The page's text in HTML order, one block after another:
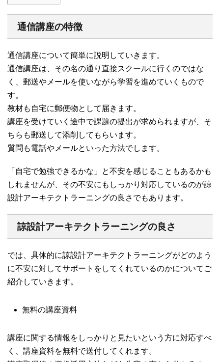
通信講座の特徴
通信講座について簡単に説明していきます。
通信講座は、その名の通り直接スクールに行くのではな
く、郵送やメールを使いながら学習を進めていくもので
す。
教材も自宅に郵便物として届きます。
講座を受けていく途中で課題の提出が求められますが、そ
ちらも郵送して添削してもらいます。
質問も電話やメールといった方法でします。
「自宅で勉強できるかな」と不安を感じることもあるかも
しれませんが、その不安にもしっかり対応しているのが諒
設計アーキテクトラーニングの良さでもあります。
諒設計アーキテクトラーニングの良さ
では、具体的に諒設計アーキテクトラーニングがどのよう
に不安に対してサポートをしてくれているのかについてご
紹介していきます。
無料の講座資料
講座に関する情報をしっかりと見たいという方に対応すべ
く、講座資料を無料で送付してくれます。